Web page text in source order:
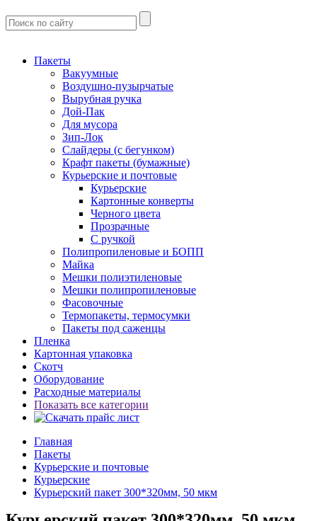
Пакеты
Вакуумные
Воздушно-пузырчатые
Вырубная ручка
Дой-Пак
Для мусора
Зип-Лок
Слайдеры (с бегунком)
Крафт пакеты (бумажные)
Курьерские и почтовые
Курьерские
Картонные конверты
Черного цвета
Прозрачные
С ручкой
Полипропиленовые и БОПП
Майка
Мешки полиэтиленовые
Мешки полипропиленовые
Фасовочные
Термопакеты, термосумки
Пакеты под саженцы
Пленка
Картонная упаковка
Скотч
Оборудование
Расходные материалы
Показать все категории
Главная
Пакеты
Курьерские и почтовые
Курьерские
Курьерский пакет 300*320мм, 50 мкм